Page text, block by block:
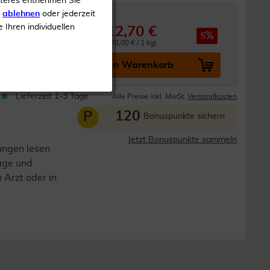
12,70 €
0.01 kg (1.270,00 € / 1 kg)
5
In den Warenkorb
Lieferzeit 1-3 Tage Alle Preise inkl. MwSt. Versandkosten
P 120 Bonuspunkte sichern
Jetzt Bonuspunkte sammeln
lesen
und
Arzt oder in
ablehnen oder jederzeit
Ihren individuellen